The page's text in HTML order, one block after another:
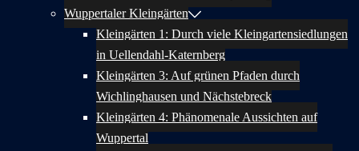
Wuppertaler Kleingärten
Kleingärten 1: Durch viele Kleingartensiedlungen
in Uellendahl-Katernberg
Kleingärten 3: Auf grünen Pfaden durch
Wichlinghausen und Nächstebreck
Kleingärten 4: Phänomenale Aussichten auf
Wuppertal